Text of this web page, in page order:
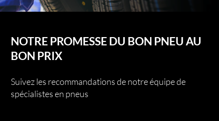
NOTRE PROMESSE DU BON PNEU AU
BON PRIX
Suivez les recommandations de notre équipe de
spécialistes en pneus